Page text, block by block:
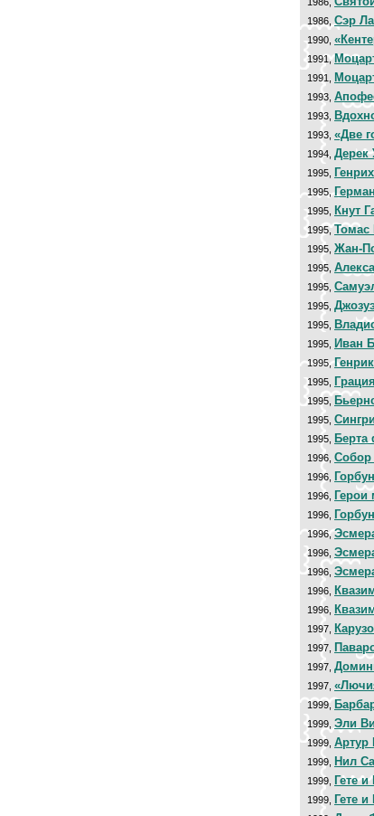
1986, Сэр
1990,
1991,
1991,
1993,
1993,
1993, «Две
1994, Дерек
1995,
1995,
1995, Кнут
1995,Томас
1995, Жан-
1995,
1995,
1995,
1995,
1995, Иван
1995,
1995,
1995,
1995,
1995, Берта
1996, Собор
1996,
1996, Герои
1996,
1996,
1996,
1996,
1996,
1996,
1997,
1997,
1997,
1997,
1999,
1999, Эли
1999, Артур
1999, Нил
1999, Гете
1999, Гете